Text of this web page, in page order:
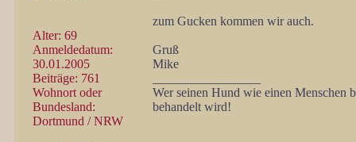
Alter: 69
Anmeldedatum:
30.01.2005
Beiträge: 761
Wohnort oder
Bundesland:
Dortmund / NRW
zum Gucken kommen wir auch.
Gruß
Mike
Wer seinen Hund wie einen Menschen
behandelt wird!